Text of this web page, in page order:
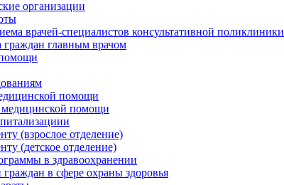
организации
врачей-специалистов консультативной поликлиники
главным врачом
помощи
медицинской помощи
(взрослое отделение)
(детское отделение)
в здравоохранении
в сфере охраны здоровья